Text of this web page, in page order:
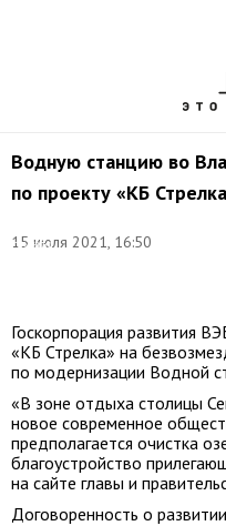
Водную станцию во
по проекту «КБ
15 июля 2021, 16:50
служба
Госкорпорация развития
«КБ Стрелка» на
по модернизации Водной
«В зоне отдыха столицы
новое современное
предполагается очистка
благоустройство
на сайте главы и
Договоренность о